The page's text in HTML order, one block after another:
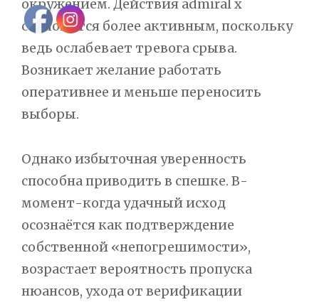
окружением. Действия admiral x
становится более активным, поскольку
ведь ослабевает тревога срыва.
Возникает желание работать
оперативнее и меньше переносить
выборы.
Однако избыточная уверенность
способна приводить в спешке. В-
момент-когда удачный исход
осознаётся как подтверждение
собственной «непогрешимости»,
возрастает вероятность пропуска
нюансов, ухода от верификации